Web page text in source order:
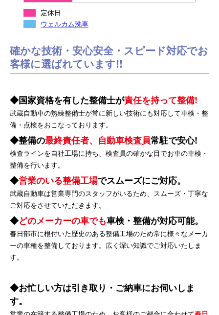
定休日
ウェルカム洗車
確かな技術・安心安全・スピード対応でお
客様に選ばれています!!
国家資格を有した整備士が責任を持って整備!
武蔵自動車の熟練整備士が常に新しい技術にも対応して車検・整
備・点検をおこなっております。
整備の最終責任者、自動車検査員常駐で安心!
検査ラインを自社工場に持ち、検査員の確かな目でお車の車検・
整備を行います。
営業のいる整備工場でスムーズにご対応。
武蔵自動車は営業専門のスタッフがいるため、スムーズ・丁寧な
ご対応をさせていただきます。
どのメーカーの車でも車検・整備が対応可能。
春日部市に根付いた歴史のある整備工場のため常に様々なメーカ
ーの車種を整備しております。広く深い知識でご対応いたしま
す。
お忙しい方は引き取り・ご納車にお伺いしま
す。